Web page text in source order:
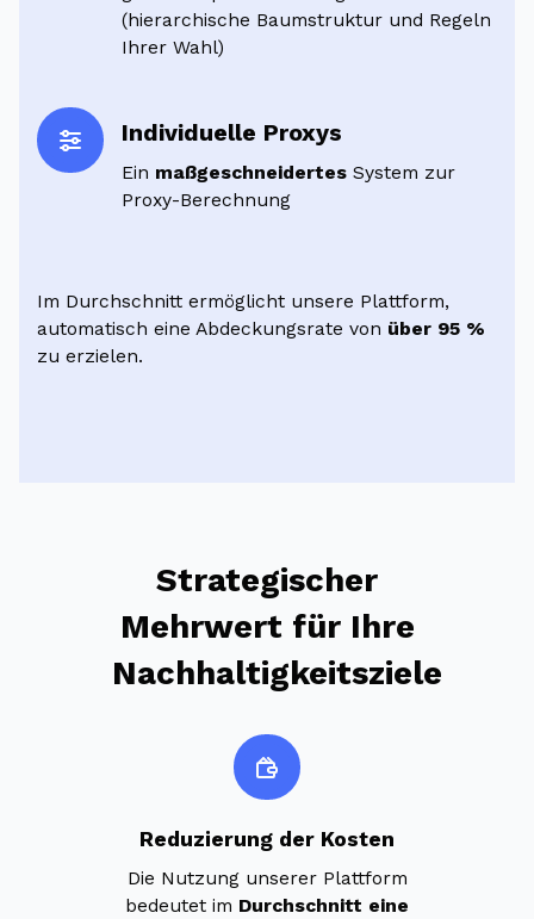
(hierarchische Baumstruktur und Regeln
Ihrer Wahl)
Individuelle Proxys
Ein maßgeschneidertes System zur
Proxy-Berechnung
Im Durchschnitt ermöglicht unsere Plattform,
automatisch eine Abdeckungsrate von über 95 %
zu erzielen.
Strategischer
Mehrwert für Ihre
Nachhaltigkeitsziele
Reduzierung der Kosten
Die Nutzung unserer Plattform
bedeutet im Durchschnitt eine